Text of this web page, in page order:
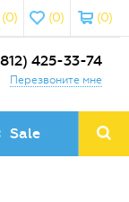
(0)
(0)
(0)
425-33-74
Перезвоните мне
Sale